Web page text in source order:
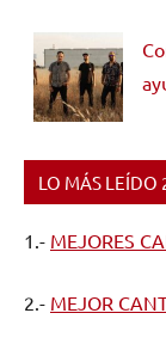
LO MÁS LEÍDO
1.- MEJORES
2.- MEJOR